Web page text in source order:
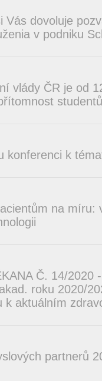
Vás dovoluje
v podniku
vlády ČR je od
konferenci k
na míru:
Č. 14/2020
roku 2020/
k aktuálním
partnerů